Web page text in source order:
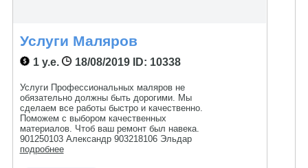
Услуги Маляров
1 у.е. 18/08/2019ID: 10338
Услуги Профессиональных маляров не
обязательно должны быть дорогими. Мы
сделаем все работы быстро и качественно.
Поможем с выбором качественных
материалов. Чтоб ваш ремонт был навека.
901250103 Александр 903218106 Эльдар
подробнее